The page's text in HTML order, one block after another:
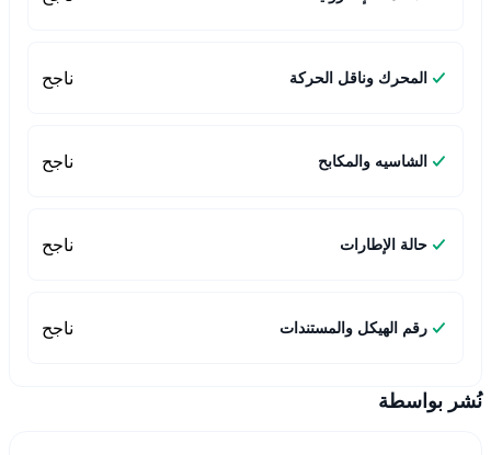
المحرك وناقل الحركة ناجح
الشاسيه والمكابح ناجح
حالة الإطارات ناجح
رقم الهيكل والمستندات ناجح
نُشر بواسطة